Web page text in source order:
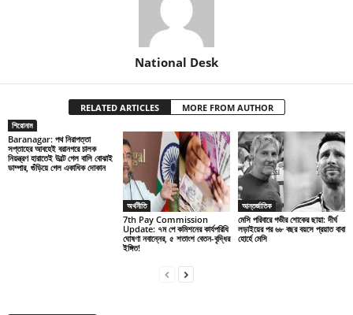
National Desk
RELATED ARTICLES MORE FROM AUTHOR
শিরোনাম
Baranagar: পথ নিরাপত্তা
সপ্তাহের আবহেই বরানগরে চালক
নিয়ন্ত্রণ হারাতেই উল্টে গেল বালি বোঝাই
ডাম্পার, গুঁড়িয়ে গেল একাধিক দোকান
অর্থনীতি
7th Pay Commission
Update: ৭ম পে কমিশনের কার্যপরিধি
ঘোষণা নবান্নের, ৫ শতাংশ বেতন-বৃদ্ধির
ইঙ্গিত!
আন্তর্জাতিক
মেসি পরিবারে গভীর শোকের ছায়া: দীর্ঘ
লড়াইয়ের পর ৬৮ বছর বয়সে প্রয়াত বাবা
হোর্হে মেসি